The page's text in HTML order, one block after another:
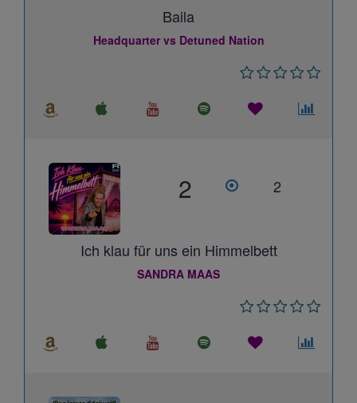
Baila
Headquarter vs Detuned Nation
2 2
Ich klau für uns ein Himmelbett
SANDRA MAAS